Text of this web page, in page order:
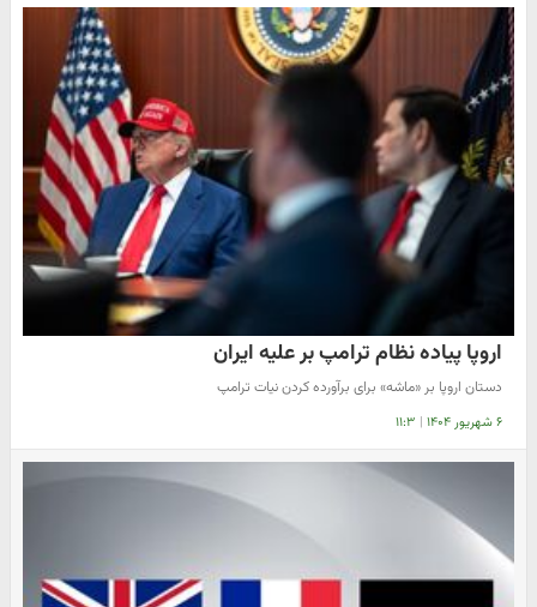
اروپا پیاده نظام ترامپ بر علیه ایران
دستان اروپا بر «ماشه» برای برآورده کردن نیات ترامپ
۶ شهریور ۱۴۰۴ | ۱۱:۳